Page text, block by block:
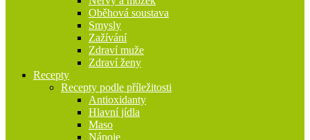
Oběhová soustava
Smysly
Zažívání
Zdraví muže
Zdraví ženy
Recepty
Recepty podle příležitosti
Antioxidanty
Hlavní jídla
Maso
Nápoje